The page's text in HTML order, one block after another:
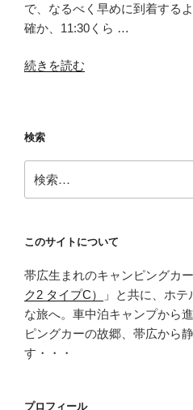
で、なるべく早めに到着する
確か、11:30くら …
“出
な
ら
「神
代
ば」
車
場
や
お
得
続きを読む
検索
索:
このサイトについて
帯広生まれのキャンピングカ
ク2 タイプC）
」と共に、ホ
な旅へ。車中泊キャンプから
ピングカーの故郷、帯広から
す・・・
プロフィール